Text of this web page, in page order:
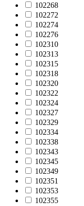
102268
102272
102274
102276
102310
102313
102315
102318
102320
102322
102324
102327
102329
102334
102338
102343
102345
102349
102351
102353
102355